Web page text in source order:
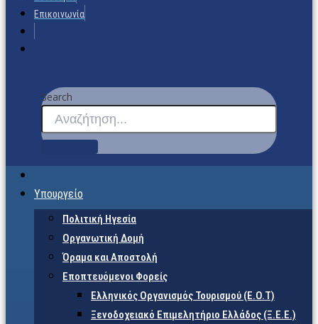
Επικοινωνία
Search
Υπουργείο
Πολιτική Ηγεσία
Οργανωτική Δομή
Όραμα και Αποστολή
Εποπτευόμενοι Φορείς
Eλληνικός Οργανισμός Τουρισμού (Ε.Ο.Τ)
Ξενοδοχειακό Επιμελητήριο Ελλάδος (Ξ.Ε.Ε.)